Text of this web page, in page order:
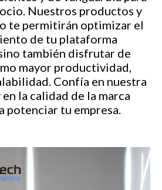
Nuestros productos y
te permitirán optimizar el
de tu plataforma
también disfrutar de
mayor productividad,
Confía en nuestra
la calidad de la marca
potenciar tu empresa.